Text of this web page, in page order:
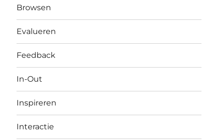
Browsen
Evalueren
Feedback
In-Out
Inspireren
Interactie